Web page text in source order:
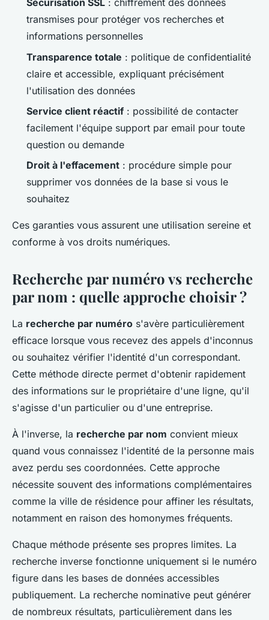
Sécurisation SSL : chiffrement des données
transmises pour protéger vos recherches et
informations personnelles
Transparence totale : politique de confidentialité
claire et accessible, expliquant précisément
l'utilisation des données
Service client réactif : possibilité de contacter
facilement l'équipe support par email pour toute
question ou demande
Droit à l'effacement : procédure simple pour
supprimer vos données de la base si vous le
souhaitez
Ces garanties vous assurent une utilisation sereine et
conforme à vos droits numériques.
Recherche par numéro vs recherche
par nom : quelle approche choisir ?
La recherche par numéro s'avère particulièrement
efficace lorsque vous recevez des appels d'inconnus
ou souhaitez vérifier l'identité d'un correspondant.
Cette méthode directe permet d'obtenir rapidement
des informations sur le propriétaire d'une ligne, qu'il
s'agisse d'un particulier ou d'une entreprise.
À l'inverse, la recherche par nom convient mieux
quand vous connaissez l'identité de la personne mais
avez perdu ses coordonnées. Cette approche
nécessite souvent des informations complémentaires
comme la ville de résidence pour affiner les résultats,
notamment en raison des homonymes fréquents.
Chaque méthode présente ses propres limites. La
recherche inverse fonctionne uniquement si le numéro
figure dans les bases de données accessibles
publiquement. La recherche nominative peut générer
de nombreux résultats, particulièrement dans les